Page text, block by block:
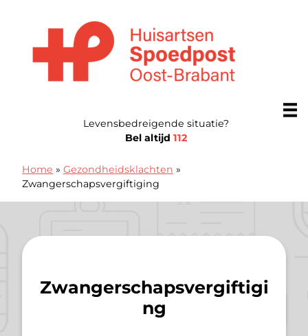
Levensbedreigende situatie?
Bel altijd 112
Home » Gezondheidsklachten »
Zwangerschapsvergiftiging
Zwangerschapsvergiftigi
ng